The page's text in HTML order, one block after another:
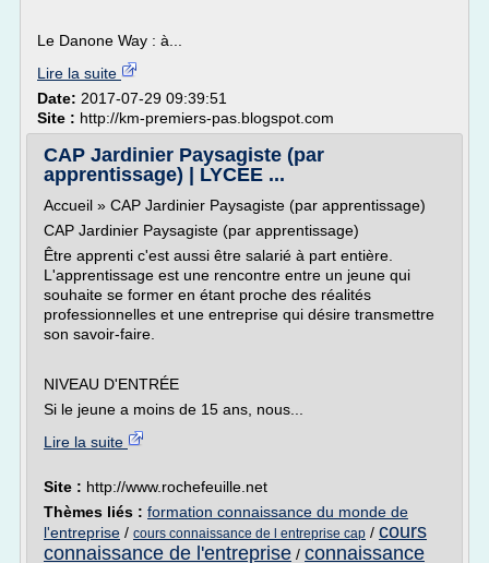
Le Danone Way : à...
Lire la suite
Date: 2017-07-29 09:39:51
Site : http://km-premiers-pas.blogspot.com
CAP Jardinier Paysagiste (par
apprentissage) | LYCEE ...
Accueil » CAP Jardinier Paysagiste (par apprentissage)
CAP Jardinier Paysagiste (par apprentissage)
Être apprenti c'est aussi être salarié à part entière.
L'apprentissage est une rencontre entre un jeune qui
souhaite se former en étant proche des réalités
professionnelles et une entreprise qui désire transmettre
son savoir-faire.
NIVEAU D'ENTRÉE
Si le jeune a moins de 15 ans, nous...
Lire la suite
Site : http://www.rochefeuille.net
Thèmes liés : formation connaissance du monde de
l'entreprise / cours connaissance de l entreprise cap / cours
connaissance de l'entreprise / connaissance